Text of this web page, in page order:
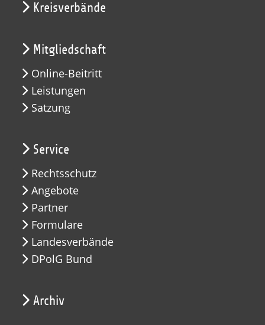
Kreisverbände
Mitgliedschaft
Online-Beitritt
Leistungen
Satzung
Service
Rechtsschutz
Angebote
Partner
Formulare
Landesverbände
DPolG Bund
Archiv